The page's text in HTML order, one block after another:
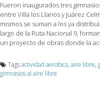
Fueron inaugurados tres
entre Villa los Llanos y Juárez
mismos se suman a los ya
largo de la Ruta Nacional 9,
un proyecto de obras donde la
Tagsactividad aerobica, aire libre,
gimnasios al aire libre